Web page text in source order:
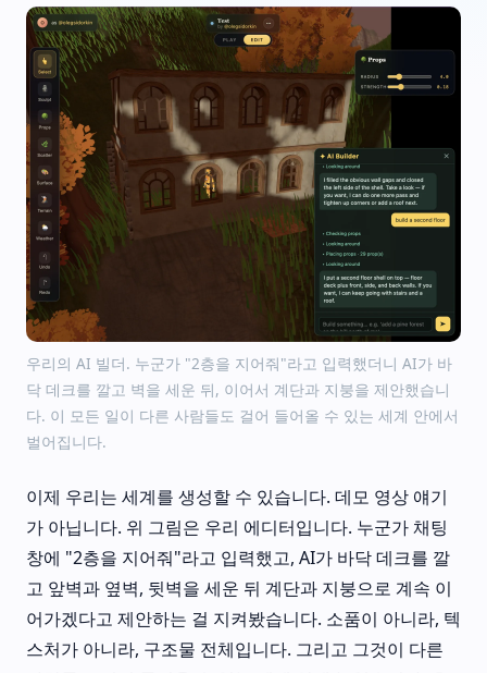
우리의 AI 빌더. 누군가 "2층을 지어줘"라고 입력했더니 AI가 바
닥 데크를 깔고 벽을 세운 뒤, 이어서 계단과 지붕을 제안했습니
다. 이 모든 일이 다른 사람들도 걸어 들어올 수 있는 세계 안에서
벌어집니다.
이제 우리는 세계를 생성할 수 있습니다. 데모 영상 얘기
가 아닙니다. 위 그림은 우리 에디터입니다. 누군가 채팅
창에 "2층을 지어줘"라고 입력했고, AI가 바닥 데크를 깔
고 앞벽과 옆벽, 뒷벽을 세운 뒤 계단과 지붕으로 계속 이
어가겠다고 제안하는 걸 지켜봤습니다. 소품이 아니라, 텍
스처가 아니라, 구조물 전체입니다. 그리고 그것이 다른